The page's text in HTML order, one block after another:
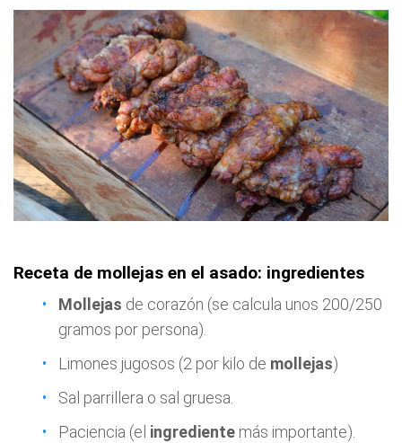
Receta de mollejas en el asado: ingredientes
Mollejas de corazón (se calcula unos 200/250
gramos por persona).
Limones jugosos (2 por kilo de mollejas)
Sal parrillera o sal gruesa.
Paciencia (el ingrediente más importante).